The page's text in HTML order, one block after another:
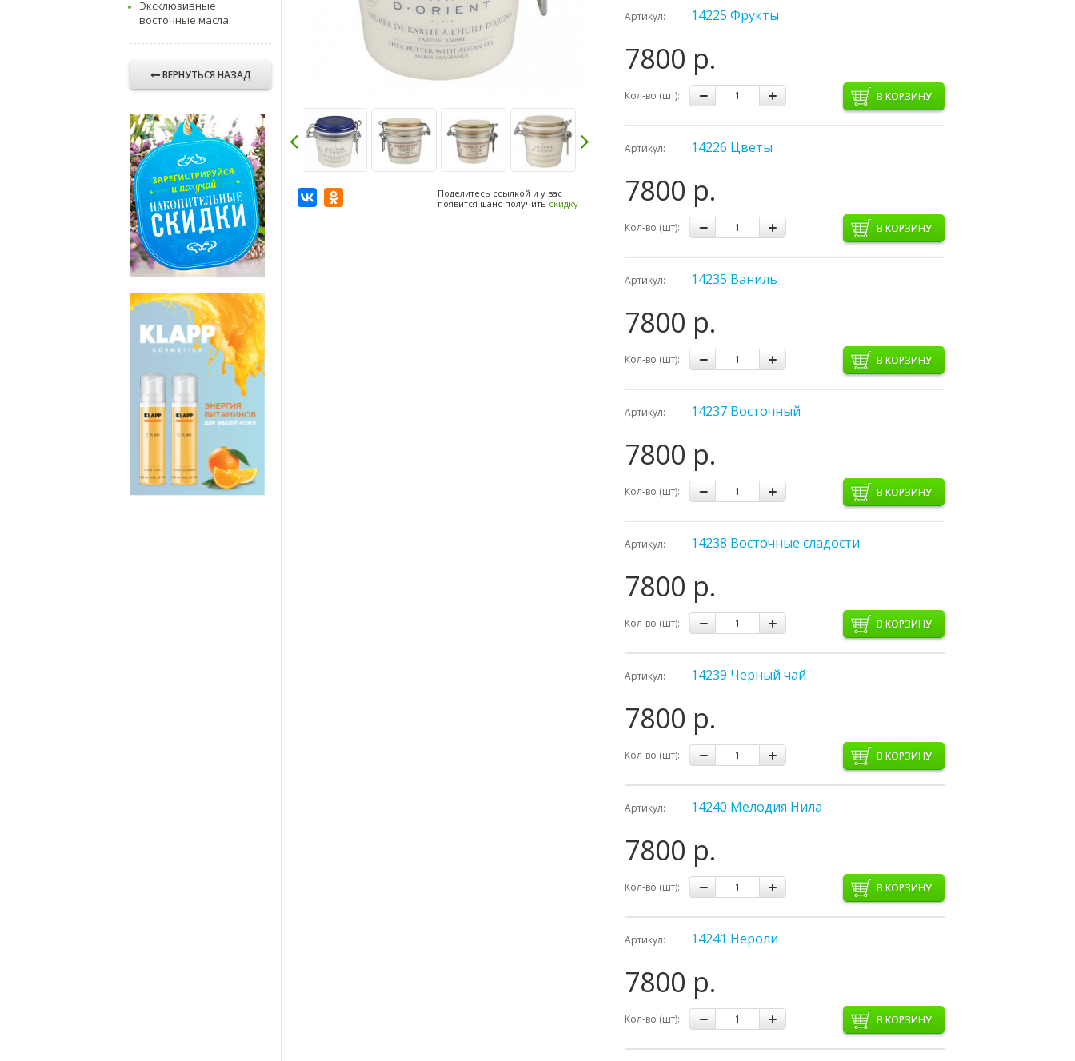
Эксклюзивные
восточные масла
ВЕРНУТЬСЯ НАЗАД
Поделитесь ссылкой и у вас
появится шанс получить скидку
Артикул: 14225 Фрукты
7800 р.
Кол-во (шт): В КОРЗИНУ
Артикул: 14226 Цветы
7800 р.
Кол-во (шт): В КОРЗИНУ
Артикул: 14235 Ваниль
7800 р.
Кол-во (шт): В КОРЗИНУ
Артикул: 14237 Восточный
7800 р.
Кол-во (шт): В КОРЗИНУ
Артикул: 14238 Восточные сладости
7800 р.
Кол-во (шт): В КОРЗИНУ
Артикул: 14239 Черный чай
7800 р.
Кол-во (шт): В КОРЗИНУ
Артикул: 14240 Мелодия Нила
7800 р.
Кол-во (шт): В КОРЗИНУ
Артикул: 14241 Нероли
7800 р.
Кол-во (шт): В КОРЗИНУ